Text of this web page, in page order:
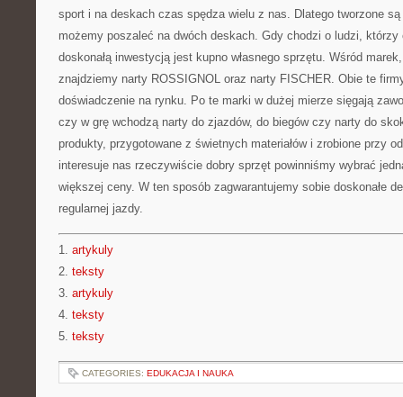
sport i na deskach czas spędza wielu z nas. Dlatego tworzone
możemy poszaleć na dwóch deskach. Gdy chodzi o ludzi, którzy
doskonałą inwestycją jest kupno własnego sprzętu. Wśród
znajdziemy narty ROSSIGNOL oraz narty FISCHER. Obie te
doświadczenie na rynku. Po te marki w dużej mierze sięgają
czy w grę wchodzą narty do zjazdów, do biegów czy narty do
produkty, przygotowane z świetnych materiałów i zrobione przy
interesuje nas rzeczywiście dobry sprzęt powinniśmy wybrać
większej ceny. W ten sposób zagwarantujemy sobie doskonałe
regularnej jazdy.
1. artykuly
2. teksty
3. artykuly
4. teksty
5. teksty
CATEGORIES: EDUKACJA I NAUKA